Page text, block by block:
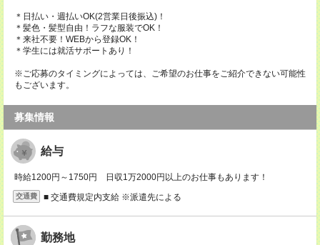
＊日払い・週払いOK(2営業日後振込)！
＊髪色・髪型自由！ラフな服装でOK！
＊来社不要！WEBから登録OK！
＊学生には就活サポートあり！
※ご応募のタイミングによっては、ご希望のお仕事をご紹介できない可能性
もございます。
募集情報
給与
時給1200円～1750円 日収1万2000円以上のお仕事もあります！
交通費 ■ 交通費規定内支給 ※派遣先による
勤務地